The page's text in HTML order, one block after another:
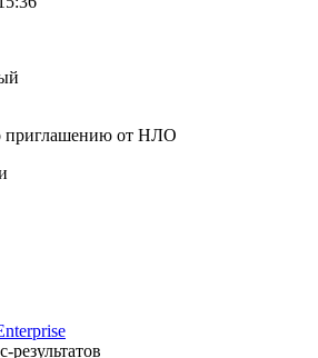
приглашению от НЛО
результатов